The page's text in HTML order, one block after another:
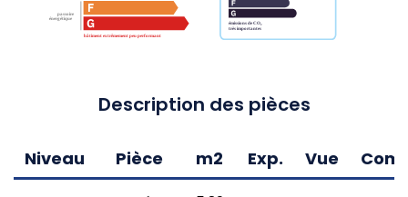
Description des pièces
Niveau Pièce m2 Exp. Vue